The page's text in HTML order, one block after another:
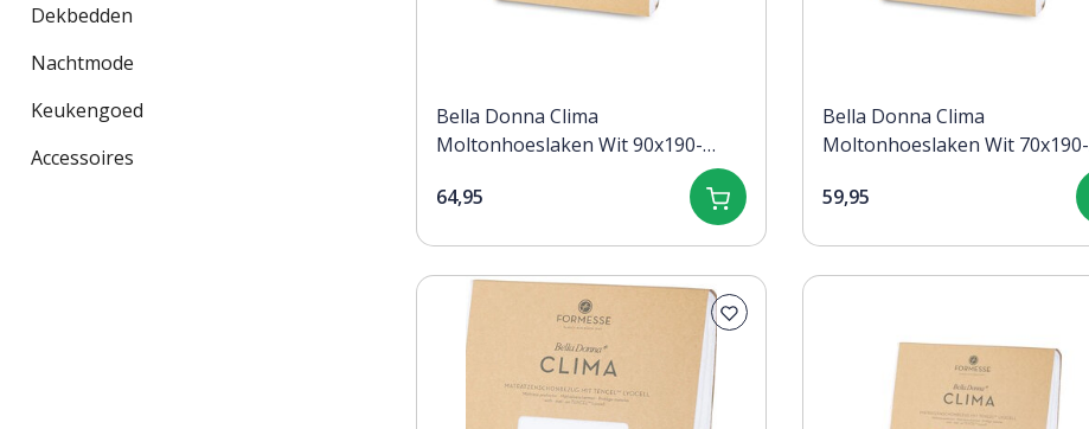
Dekbedden
Nachtmode
Keukengoed
Accessoires
Bella Donna Clima
Moltonhoeslaken Wit 90x190-
64,95
Bella Donna Clima
Moltonhoeslaken Wit 70x190-
59,95